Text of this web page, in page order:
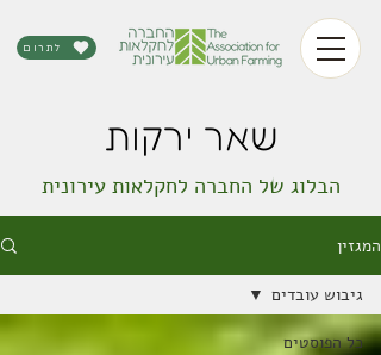
לתרום
שאר ירקות
הבלוג של החברה לחקלאות עירונית
המגזין
כל הפוסטים
גיבוש עובדים